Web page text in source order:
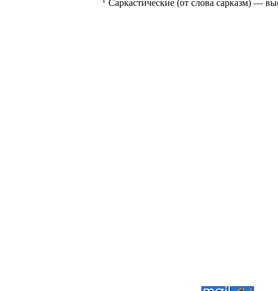
Саркастические (от слова сарказм) —